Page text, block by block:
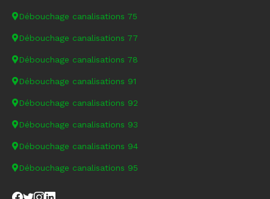
Débouchage canalisations 75
Débouchage canalisations 77
Débouchage canalisations 78
Débouchage canalisations 91
Débouchage canalisations 92
Débouchage canalisations 93
Débouchage canalisations 94
Débouchage canalisations 95